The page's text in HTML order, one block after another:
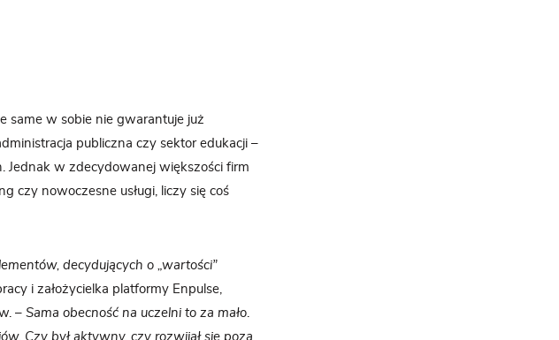
same w sobie nie gwarantuje już
publiczna czy sektor edukacji –
Jednak w zdecydowanej większości firm
czy nowoczesne usługi, liczy się coś
decydujących o „wartości”
i założycielka platformy Enpulse,
– Sama obecność na uczelni to za mało.
Czy był aktywny, czy rozwijał się poza